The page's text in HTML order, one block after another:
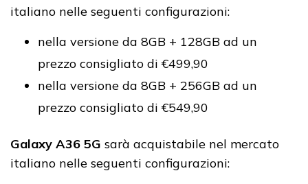
italiano nelle seguenti configurazioni:
nella versione da 8GB + 128GB ad un
prezzo consigliato di €499,90
nella versione da 8GB + 256GB ad un
prezzo consigliato di €549,90
Galaxy A36 5G sarà acquistabile nel mercato
italiano nelle seguenti configurazioni: